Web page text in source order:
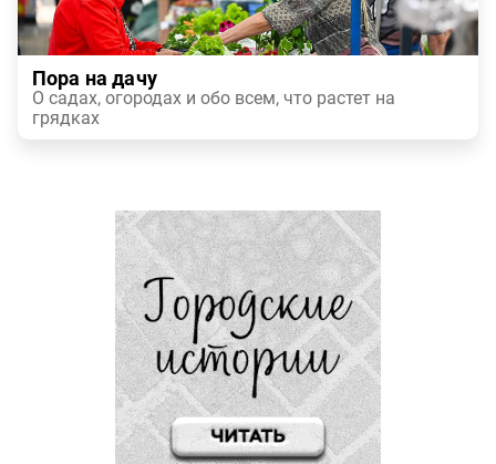
Пора на дачу
О садах, огородах и обо всем, что растет на
грядках